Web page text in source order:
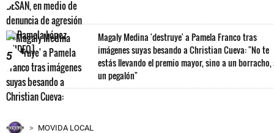
5
Magaly Medina 'destruye' a Pamela Franco tras
imágenes suyas besando a Christian Cueva: "No te
estás llevando el premio mayor, sino a un borracho,
un pegalón"
MOVIDA LOCAL